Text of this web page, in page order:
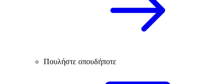
Πουλήστε οπουδήποτε